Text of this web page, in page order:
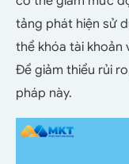
tảng phát hiện sử
thể khóa tài khoản
Để giảm thiểu rủi
pháp này.